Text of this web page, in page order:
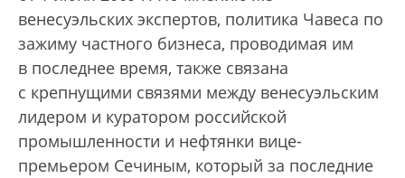
венесуэльских экспертов, политика Чавеса по
зажиму частного бизнеса, проводимая им
в последнее время, также связана
с крепнущими связями между венесуэльским
лидером и куратором российской
промышленности и нефтянки вице-
премьером Сечиным, который за последние